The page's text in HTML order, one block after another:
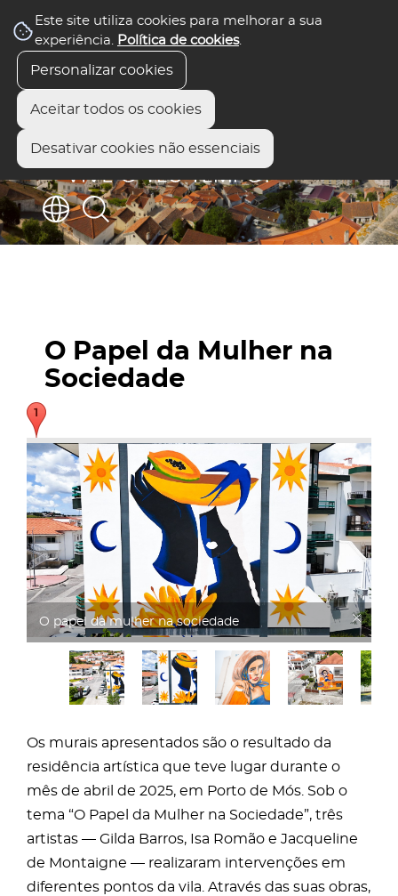
Este site utiliza cookies para melhorar a sua
experiência. Política de cookies.
Personalizar cookies
Aceitar todos os cookies
Desativar cookies não essenciais
O Papel da Mulher na
Sociedade
O papel da mulher na sociedade
Os murais apresentados são o resultado da
residência artística que teve lugar durante o
mês de abril de 2025, em Porto de Mós. Sob o
tema “O Papel da Mulher na Sociedade”, três
artistas — Gilda Barros, Isa Romão e Jacqueline
de Montaigne — realizaram intervenções em
diferentes pontos da vila. Através das suas obras,